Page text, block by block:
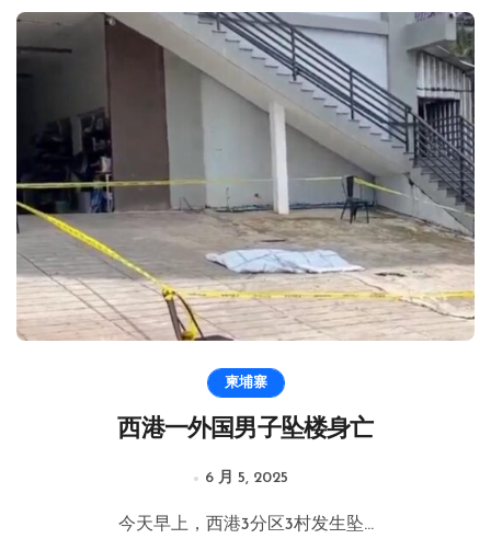
柬埔寨
西港一外国男子坠楼身亡
6 月 5, 2025
今天早上，西港3分区3村发生坠...